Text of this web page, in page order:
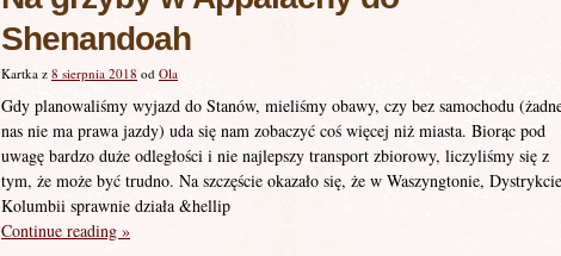
Shenandoah
Kartka z 8 sierpnia 2018 od Ola
Gdy planowaliśmy wyjazd do Stanów, mieliśmy obawy, czy bez samochodu
nas nie ma prawa jazdy) uda się nam zobaczyć coś więcej niż miasta. Biorąc pod
uwagę bardzo duże odległości i nie najlepszy transport zbiorowy, liczyliśmy się z
tym, że może być trudno. Na szczęście okazało się, że w Waszyngtonie, Dystrykcie
Kolumbii sprawnie działa &hellip
Continue reading »